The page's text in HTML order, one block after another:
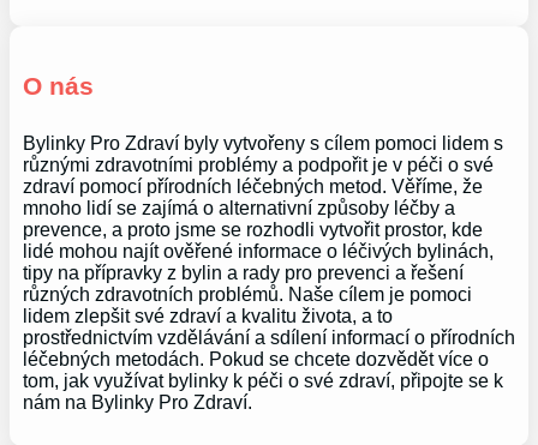
O nás
Bylinky Pro Zdraví byly vytvořeny s cílem pomoci lidem s
různými zdravotními problémy a podpořit je v péči o své
zdraví pomocí přírodních léčebných metod. Věříme, že
mnoho lidí se zajímá o alternativní způsoby léčby a
prevence, a proto jsme se rozhodli vytvořit prostor, kde
lidé mohou najít ověřené informace o léčivých bylinách,
tipy na přípravky z bylin a rady pro prevenci a řešení
různých zdravotních problémů. Naše cílem je pomoci
lidem zlepšit své zdraví a kvalitu života, a to
prostřednictvím vzdělávání a sdílení informací o přírodních
léčebných metodách. Pokud se chcete dozvědět více o
tom, jak využívat bylinky k péči o své zdraví, připojte se k
nám na Bylinky Pro Zdraví.